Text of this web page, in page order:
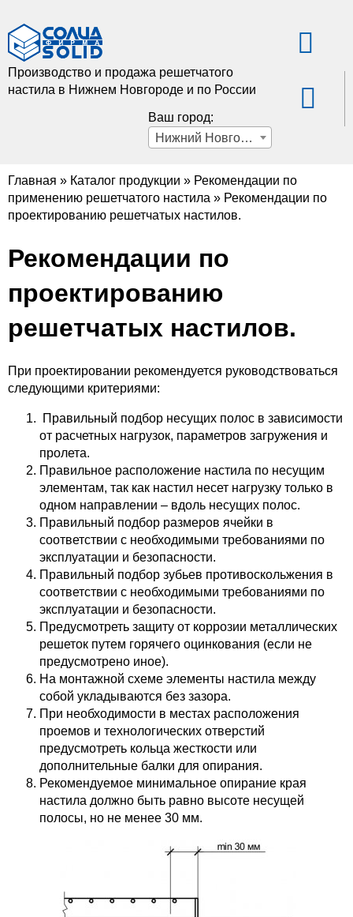
Производство и продажа решетчатого
настила в Нижнем Новгороде и по России
Ваш город:
Нижний Новгород
Главная » Каталог продукции » Рекомендации по
применению решетчатого настила » Рекомендации по
проектированию решетчатых настилов.
Рекомендации по
проектированию
решетчатых настилов.
При проектировании рекомендуется руководствоваться
следующими критериями:
Правильный подбор несущих полос в зависимости
от расчетных нагрузок, параметров загружения и
пролета.
Правильное расположение настила по несущим
элементам, так как настил несет нагрузку только в
одном направлении – вдоль несущих полос.
Правильный подбор размеров ячейки в
соответствии с необходимыми требованиями по
эксплуатации и безопасности.
Правильный подбор зубьев противоскольжения в
соответствии с необходимыми требованиями по
эксплуатации и безопасности.
Предусмотреть защиту от коррозии металлических
решеток путем горячего оцинкования (если не
предусмотрено иное).
На монтажной схеме элементы настила между
собой укладываются без зазора.
При необходимости в местах расположения
проемов и технологических отверстий
предусмотреть кольца жесткости или
дополнительные балки для опирания.
Рекомендуемое минимальное опирание края
настила должно быть равно высоте несущей
полосы, но не менее 30 мм.